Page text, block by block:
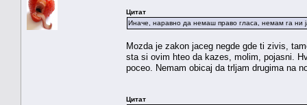
Цитат
Иначе, наравно да немаш право гласа, немам га ни
Mozda je zakon jaceg negde gde ti zivis,
sta si ovim hteo da kazes, molim, pojasni.
poceo. Nemam obicaj da trljam drugima na
Цитат